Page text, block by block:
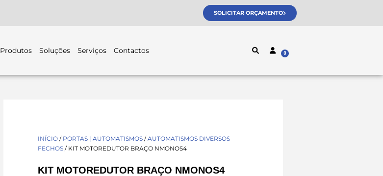
SOLICITAR ORÇAMENTO
Produtos Soluções Serviços Contactos
INÍCIO / PORTAS | AUTOMATISMOS /AUTOMATISMOS DIVERSOS
FECHOS / KIT MOTOREDUTOR BRAÇO NMONOS4
KIT MOTOREDUTOR BRAÇO NMONOS4